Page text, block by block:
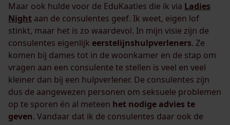
Maar ook hulde voor de EduKaaties die ik via Ladies
Night aan de consulentes geef. Ik weet, eigen lof
stinkt, maar het is zo waardevol. In mijn visie zijn de
consulentes eigenlijk eerstelijnshulpverleners. Ze
komen bij dames tot in de woonkamer en de stap om
vragen aan een consulente te stellen is veel en veel
kleiner dan bij een hulpverlener. De consulentes zijn
dus de aangewezen personen om seksuele problemen
op te sporen én al meteen het nodige advies te
geven. Vandaar dat ik de consulentes daar ook de